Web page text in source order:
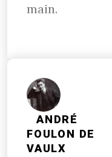
main.
ANDRÉ
FOULON DE
VAULX